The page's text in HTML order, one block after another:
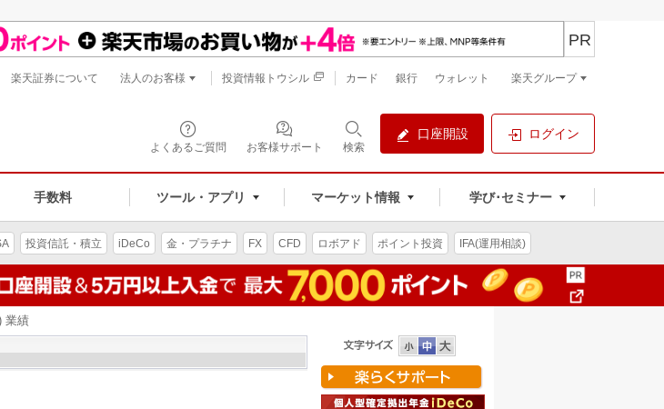
よくあるご質問 お客様サポート 検索
口座開設 ログイン
手数料 ツール・アプリ マーケット情報 学び･セミナー
PR
楽天証券について 法人のお客様 投資情報トウシル カード 銀行 ウォレット 楽天グループ
投資信託・積立 iDeCo 金・プラチナ FX CFD ロボアド ポイント投資 IFA(運用相談)
業績